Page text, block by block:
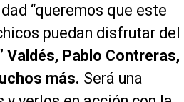
“queremos que este
puedan disfrutar del
Pablo Contreras,
más. Será una